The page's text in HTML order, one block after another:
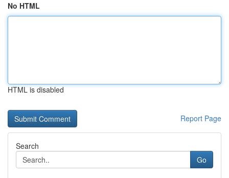
No HTML
HTML is disabled
Report Page
Search
Go